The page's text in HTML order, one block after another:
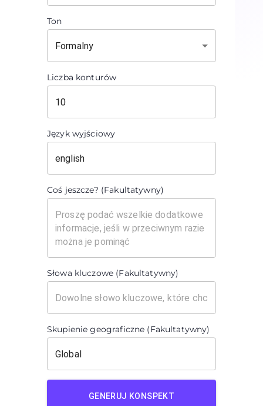
Ton
Formalny
Liczba konturów
Język wyjściowy
Coś jeszcze? (Fakultatywny)
Słowa kluczowe (Fakultatywny)
Skupienie geograficzne (Fakultatywny)
GENERUJ KONSPEKT